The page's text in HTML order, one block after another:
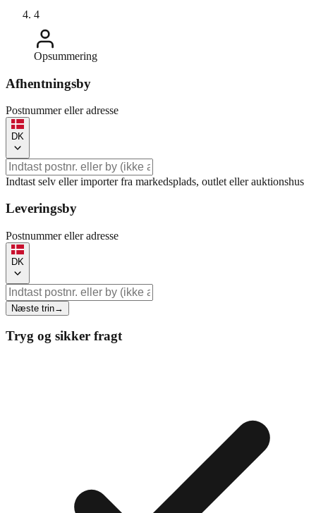
4
Opsummering
Afhentningsby
Postnummer eller adresse
DK
Indtast selv eller importer fra markedsplads, outlet eller auktionshus
Leveringsby
Postnummer eller adresse
DK
Næste trin→
Tryg og sikker fragt